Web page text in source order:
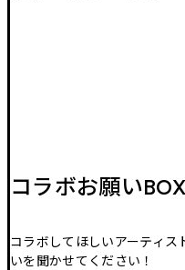
コラボお願いBOX
コラボしてほしいアーティ
いを聞かせてください！